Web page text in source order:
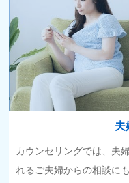
夫
カウンセリングでは、夫
れるご夫婦からの相談に